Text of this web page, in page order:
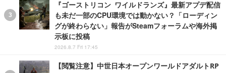
『ゴーストリコン ワイルドランズ』最新アプデ配信
も未だ一部のCPU環境では動かない？「ローディン
グが終わらない」報告がSteamフォーラムや海外掲
示板に投稿
2026.8.7 Fri 17:45
【閲覧注意】中世日本オープンワールドアダルトRP